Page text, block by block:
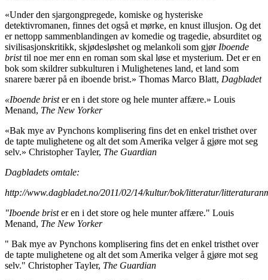
«Under den sjargongpregede, komiske og hysteriske
detektivromanen, finnes det også et mørke, en knust illusjon. Og det
er nettopp sammenblandingen av komedie og tragedie, absurditet og
sivilisasjonskritikk, skjødesløshet og melankoli som gjør Iboende
bristtil noe mer enn en roman som skal løse et mysterium. Det er en
bok som skildrer subkulturen i Mulighetenes land, et land som
snarere bærer på en iboende brist.» Thomas Marco Blatt, Dagbladet
«Iboende brister en i det store og hele munter affære.» Louis
Menand, The New Yorker
«Bak mye av Pynchons komplisering fins det en enkel tristhet over
de tapte mulighetene og alt det som Amerika velger å gjøre mot seg
selv.» Christopher Tayler, The Guardian
Dagbladets omtale:
http://www.dagbladet.no/2011/02/14/kultur/bok/litteratur/
"Iboende brister en i det store og hele munter affære." Louis
Menand, The New Yorker
" Bak mye av Pynchons komplisering fins det en enkel tristhet over
de tapte mulighetene og alt det som Amerika velger å gjøre mot seg
selv." Christopher Tayler, The Guardian